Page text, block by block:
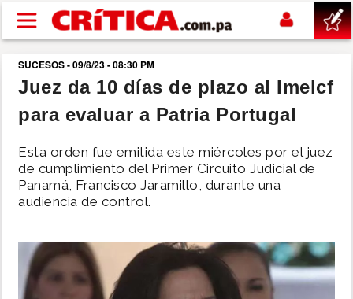
Pasar al contenido principal
buscar
SUCESOS
NACIONAL
POLÍTICA
SHOW
DEPORTES
SUCESOS - 09/8/23 - 08:30 PM
Juez da 10 días de plazo al Imelcf
para evaluar a Patria Portugal
Esta orden fue emitida este miércoles por el juez
de cumplimiento del Primer Circuito Judicial de
Panamá, Francisco Jaramillo, durante una
audiencia de control.